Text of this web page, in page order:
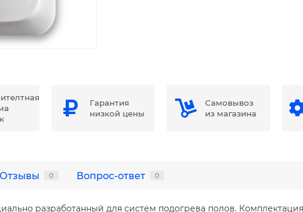
Гарантия
низкой цены
Самовывоз
из магазина
Отзывы 0 Вопрос-ответ 0
разработанный для систем подогрева полов.